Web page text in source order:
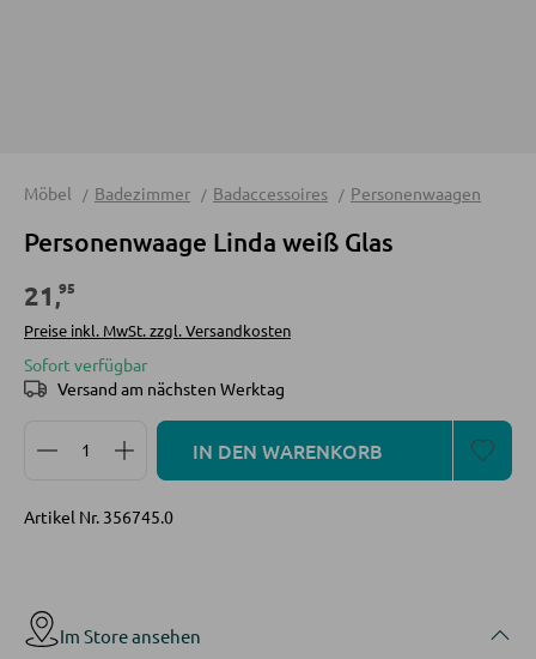
KOMMODEN UND SIDEBOARDS
Kommoden
Highboards
Lowboards
REGALE
Wandregale
Vitrinen
Möbel Badezimmer Badaccessoires Personenwaagen
Personenwaage Linda weiß Glas
21 ,95
Preise inkl. MwSt. zzgl. Versandkosten
Sofort verfügbar
Versand am nächsten Werktag
Produkt Anzahl: Gib den gewünschten Wert ein
IN DEN WARENKORB
Artikel Nr. 356745.0
Im Store ansehen